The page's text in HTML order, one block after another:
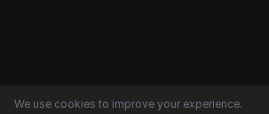
We use cookies to improve your experience.